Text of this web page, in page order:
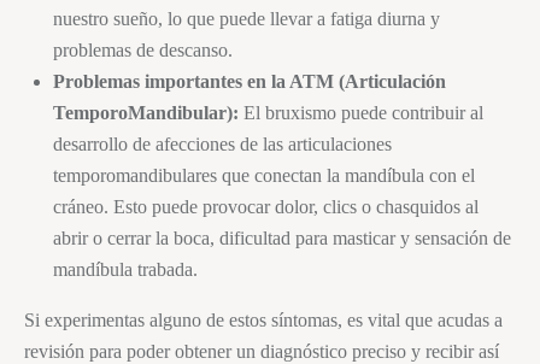
nuestro sueño, lo que puede llevar a fatiga diurna y
problemas de descanso.
Problemas importantes en la ATM (Articulación
TemporoMandibular): El bruxismo puede contribuir al
desarrollo de afecciones de las articulaciones
temporomandibulares que conectan la mandíbula con el
cráneo. Esto puede provocar dolor, clics o chasquidos al
abrir o cerrar la boca, dificultad para masticar y sensación de
mandíbula trabada.
Si experimentas alguno de estos síntomas, es vital que acudas a
revisión para poder obtener un diagnóstico preciso y recibir así